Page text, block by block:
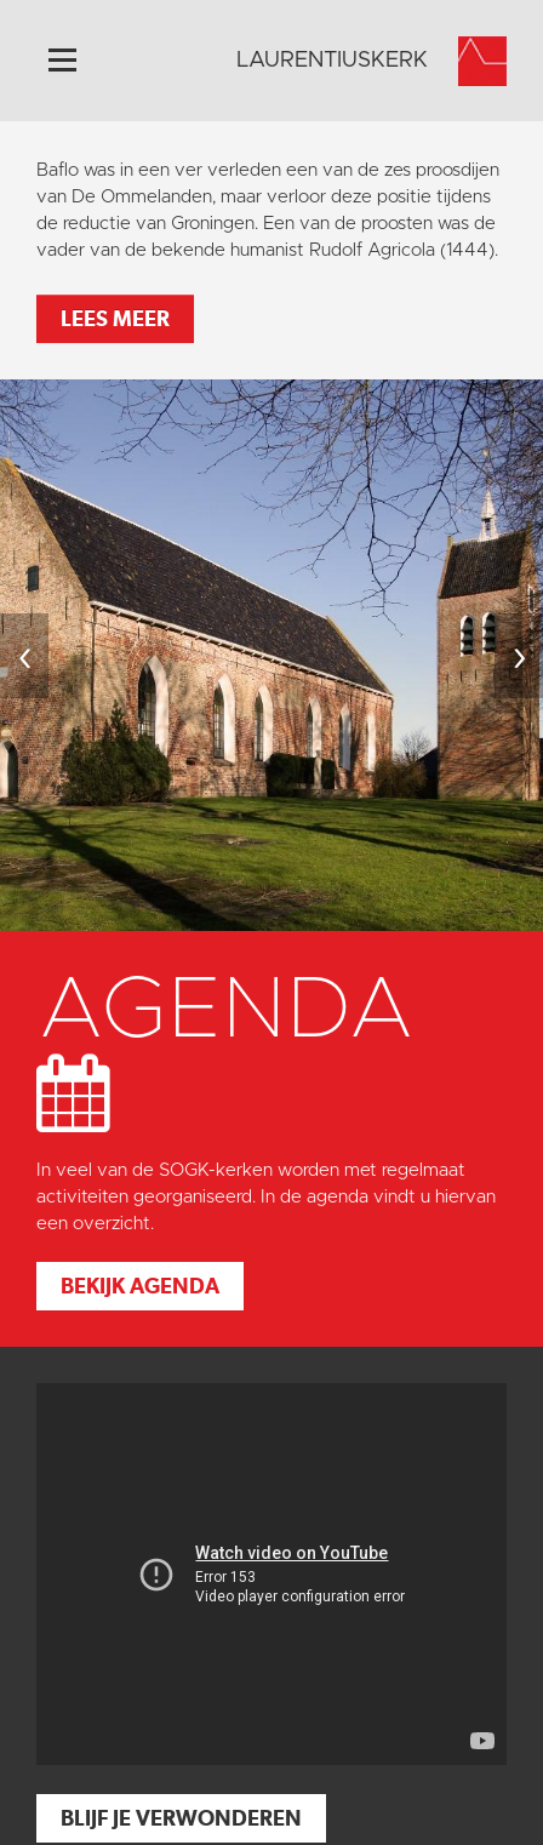
Home
Algemeen
Historie
Activiteiten
Contact
Vaktaal
LAURENTIUSKERK
Baflo was in een ver verleden een van de zes proosdijen
van De Ommelanden, maar verloor deze positie tijdens
de reductie van Groningen. Een van de proosten was de
vader van de bekende humanist Rudolf Agricola (1444).
LEES MEER
‹ ›
AGENDA
In veel van de SOGK-kerken worden met regelmaat
activiteiten georganiseerd. In de agenda vindt u hiervan
een overzicht.
BEKIJK AGENDA
BLIJF JE VERWONDEREN